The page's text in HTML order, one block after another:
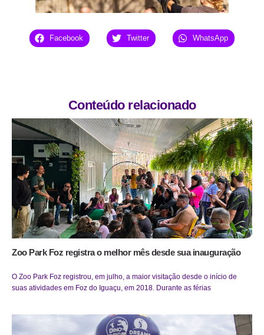
Facebook Twitter WhatsApp
Conteúdo relacionado
Zoo Park Foz registra o melhor mês desde sua inauguração
O Zoo Park Foz registrou, em julho, a maior visitação desde o início de
suas atividades em Foz do Iguaçu, em 2018. Durante as férias